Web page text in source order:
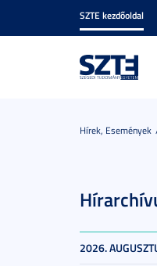
SZTE kezdőoldal
Hírek, Események
2026.